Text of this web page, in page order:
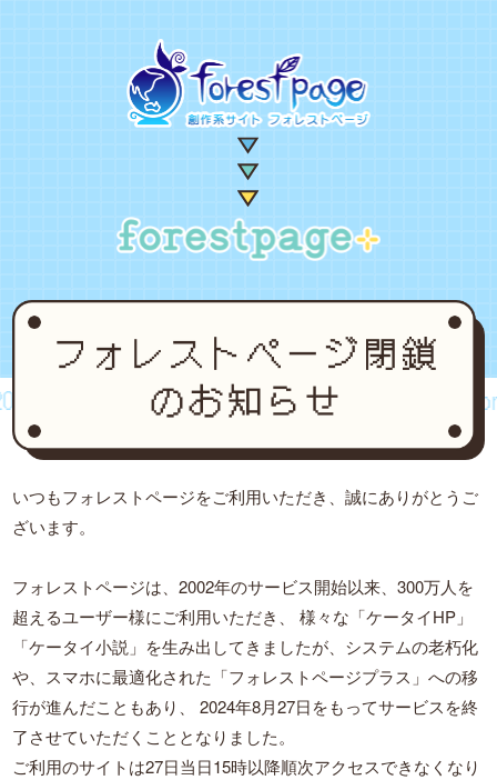
forestpage forever...2002~2024
いつもフォレストページをご利用いただき、誠にありがとうご
ざいます。
フォレストページは、2002年のサービス開始以来、300万人を
超えるユーザー様にご利用いただき、
様々な「ケータイHP」
「ケータイ小説」を生み出してきましたが、システムの老朽化
や、スマホに最適化された「フォレストページプラス」への移
行が進んだこともあり、
2024年8月27日をもってサービスを終
了させていただくこととなりました。
ご利用のサイトは27日当日15時以降順次アクセスできなくなり